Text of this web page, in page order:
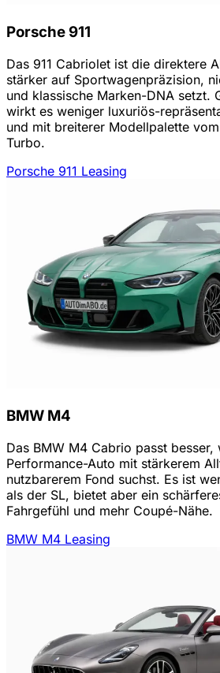
Porsche 911
Das 911 Cabriolet ist die direktere
stärker auf Sportwagenpräzision,
und klassische Marken-DNA setzt.
wirkt es weniger luxuriös-
und mit breiterer Modellpalette
Turbo.
Porsche 911 Leasing
BMW M4
Das BMW M4 Cabrio passt
Performance-Auto mit stärkerem
nutzbarerem Fond suchst. Es ist
als der SL, bietet aber ein
Fahrgefühl und mehr Coupé-Nähe.
BMW M4 Leasing